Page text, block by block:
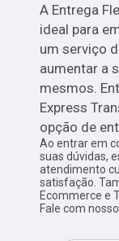
A Entrega
ideal para
um serviço
aumentar a
mesmos.
Express
opção de
Ao entrar em
suas dúvidas,
atendimento
satisfação.
Ecommerce e
Fale com